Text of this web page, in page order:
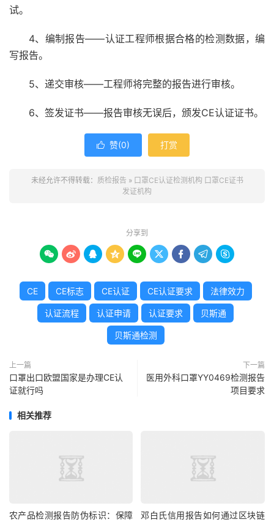
试。
4、编制报告——认证工程师根据合格的检测数据，编
写报告。
5、递交审核——工程师将完整的报告进行审核。
6、签发证书——报告审核无误后，颁发CE认证证书。
 赞(0) 打赏
未经允许不得转载： 质检报告 » 口罩CE认证检测机构 口罩CE证书
发证机构
分享到
        
CE CE标志 CE认证 CE认证要求 法律效力
认证流程 认证申请 认证要求 贝斯通
贝斯通检测
上一篇
口罩出口欧盟国家是办理CE认
证就行吗
下一篇
医用外科口罩YY0469检测报告
项目要求
相关推荐
农产品检测报告防伪标识：保障
邓白氏信用报告如何通过区块链